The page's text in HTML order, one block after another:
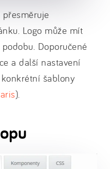
Logo může mít
Doporučené
a další nastavení
šablony
).